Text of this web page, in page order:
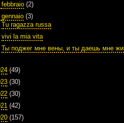
febbraio (2)
gennaio (3)
Tu ragazza russa
vivi la mia vita
Ты поджег мне вены, и ты даешь мне
(49)
(30)
(30)
(42)
(157)